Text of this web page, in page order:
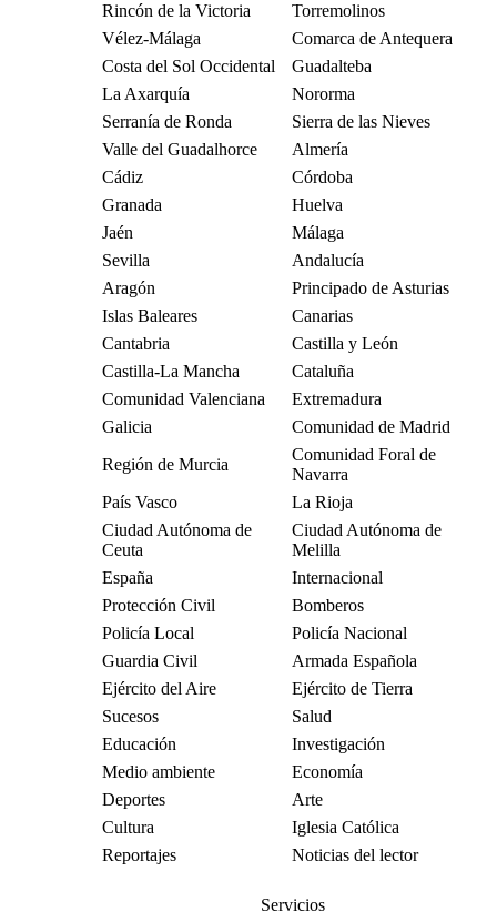
Rincón de la Victoria
Torremolinos
Vélez-Málaga
Comarca de Antequera
Costa del Sol Occidental
Guadalteba
La Axarquía
Nororma
Serranía de Ronda
Sierra de las Nieves
Valle del Guadalhorce
Almería
Cádiz
Córdoba
Granada
Huelva
Jaén
Málaga
Sevilla
Andalucía
Aragón
Principado de Asturias
Islas Baleares
Canarias
Cantabria
Castilla y León
Castilla-La Mancha
Cataluña
Comunidad Valenciana
Extremadura
Galicia
Comunidad de Madrid
Región de Murcia
Comunidad Foral de
Navarra
País Vasco
La Rioja
Ciudad Autónoma de
Ceuta
Ciudad Autónoma de
Melilla
España
Internacional
Protección Civil
Bomberos
Policía Local
Policía Nacional
Guardia Civil
Armada Española
Ejército del Aire
Ejército de Tierra
Sucesos
Salud
Educación
Investigación
Medio ambiente
Economía
Deportes
Arte
Cultura
Iglesia Católica
Reportajes
Noticias del lector
Servicios